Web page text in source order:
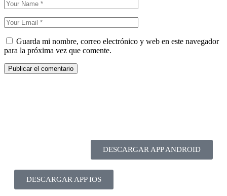
Guarda mi nombre, correo electrónico y web en este navegador
para la próxima vez que comente.
DESCARGAR APP ANDROID
DESCARGAR APP IOS